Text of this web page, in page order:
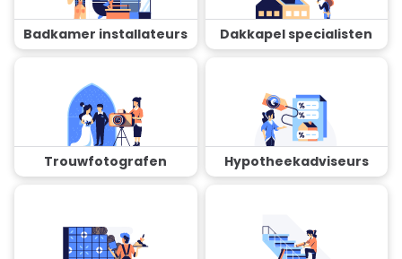
Badkamer installateurs Dakkapel specialisten
Trouwfotografen Hypotheekadviseurs